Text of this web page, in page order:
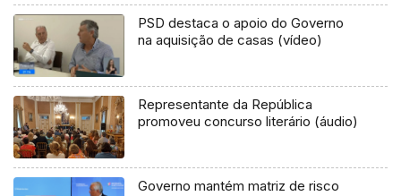
PSD destaca o apoio do Governo
na aquisição de casas (vídeo)
Representante da República
promoveu concurso literário (áudio)
Governo mantém matriz de risco